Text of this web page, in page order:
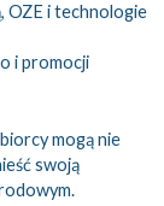
OZE i technologie
i promocji
mogą nie
swoją